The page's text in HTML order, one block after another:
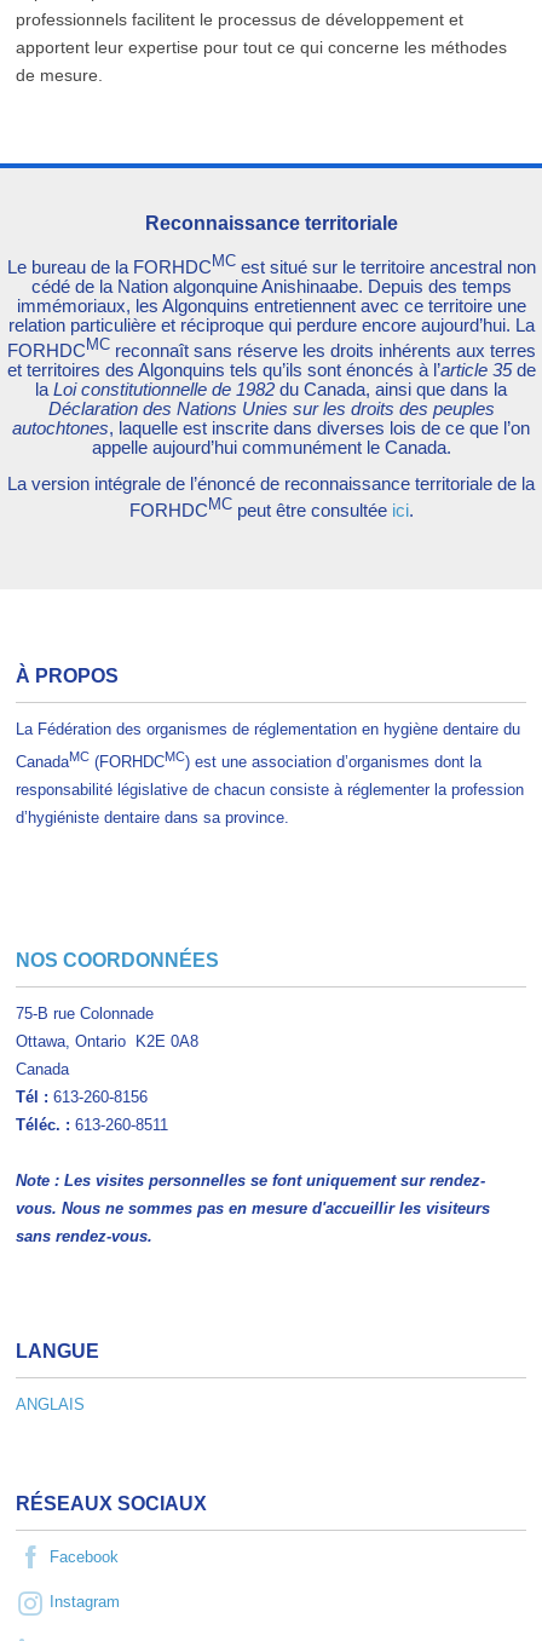
professionnels facilitent le processus de développement et
apportent leur expertise pour tout ce qui concerne les méthodes
de mesure.
Reconnaissance territoriale
Le bureau de la FORHDC MCest situé sur le territoire ancestral non
cédé de la Nation algonquine Anishinaabe. Depuis des temps
immémoriaux, les Algonquins entretiennent avec ce territoire une
relation particulière et réciproque qui perdure encore aujourd’hui. La
FORHDC MCreconnaît sans réserve les droits inhérents aux terres
et territoires des Algonquins tels qu’ils sont énoncés à l’article 35de
la Loi constitutionnelle de 1982 du Canada, ainsi que dans la
Déclaration des Nations Unies sur les droits des peuples
autochtones, laquelle est inscrite dans diverses lois de ce que l’on
appelle aujourd’hui communément le Canada.
La version intégrale de l’énoncé de reconnaissance territoriale de la
FORHDCMCpeut être consultée ici.
À PROPOS
La Fédération des organismes de réglementation en hygiène dentaire du
CanadaMC (FORHDCMC) est une association d’organismes dont la
responsabilité législative de chacun consiste à réglementer la profession
d’hygiéniste dentaire dans sa province.
NOS COORDONNÉES
75-B rue Colonnade
Ottawa, Ontario K2E 0A8
Canada
Tél : 613-260-8156
Téléc. : 613-260-8511
Note : Les visites personnelles se font uniquement sur rendez-
vous. Nous ne sommes pas en mesure d'accueillir les visiteurs
sans rendez-vous.
LANGUE
ANGLAIS
RÉSEAUX SOCIAUX
Facebook
Instagram